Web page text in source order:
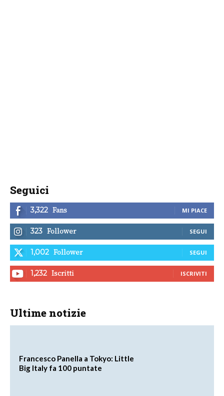
Seguici
3,322 Fans MI PIACE
323 Follower SEGUI
1,002 Follower SEGUI
1,232 Iscritti ISCRIVITI
Ultime notizie
Francesco Panella a Tokyo: Little
Big Italy fa 100 puntate